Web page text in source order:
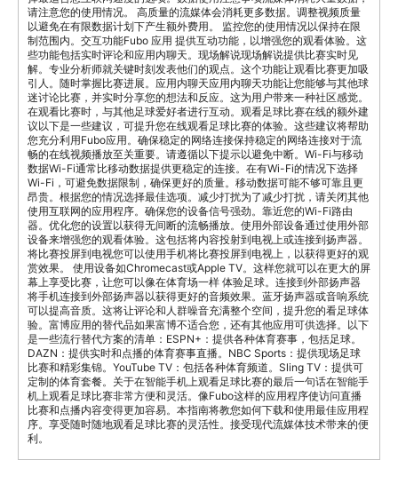
赏效果。 使用设备如Chromecast或Apple TV。这样您就可以在更大的屏
幕上享受比赛，让您可以像在体育场一样 体验足球。连接到外部扬声器
将手机连接到外部扬声器以获得更好的音频效果。蓝牙扬声器或音响系统
可以提高音质。这将让评论和人群噪音充满整个空间，提升您的看足球体
验。富博应用的替代品如果富博不适合您，还有其他应用可供选择。以下
是一些流行替代方案的清单：ESPN+：提供各种体育赛事，包括足球。
DAZN：提供实时和点播的体育赛事直播。NBC Sports：提供现场足球
比赛和精彩集锦。YouTube TV：包括各种体育频道。Sling TV：提供可
定制的体育套餐。关于在智能手机上观看足球比赛的最后一句话在智能手
机上观看足球比赛非常方便和灵活。像Fubo这样的应用程序使访问直播
比赛和点播内容变得更加容易。本指南将教您如何下载和使用最佳应用程
序。享受随时随地观看足球比赛的灵活性。接受现代流媒体技术带来的便
利。
如何使用智慧型手機觀看足球比賽的方法
在線觀看足球比賽已成為一種流行的方式，讓您可以隨時隨地享受比賽。